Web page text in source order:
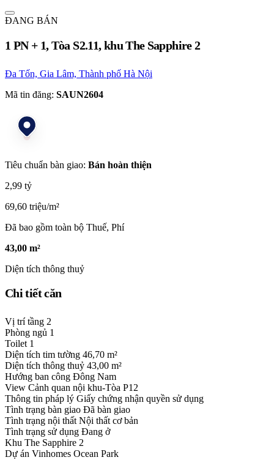
ĐANG BÁN
1 PN + 1, Tòa S2.11, khu The Sapphire 2
Đa Tốn, Gia Lâm, Thành phố Hà Nội
Mã tin đăng: SAUN2604
Tiêu chuẩn bàn giao: Bán hoàn thiện
2,99 tỷ
69,60 triệu/m²
Đã bao gồm toàn bộ Thuế, Phí
43,00 m²
Diện tích thông thuỷ
Chi tiết căn
Vị trí tầng 2
Phòng ngủ 1
Toilet 1
Diện tích tim tường 46,70 m²
Diện tích thông thuỷ 43,00 m²
Hướng ban công Đông Nam
View Cảnh quan nội khu-Tòa P12
Thông tin pháp lý Giấy chứng nhận quyền sử dụng
Tình trạng bàn giao Đã bàn giao
Tình trạng nội thất Nội thất cơ bản
Tình trạng sử dụng Đang ở
Khu The Sapphire 2
Dự án Vinhomes Ocean Park